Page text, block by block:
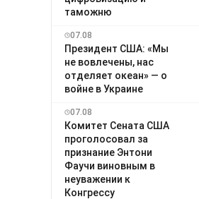
таможню
07.08
Президент США: «Мы
не вовлечены, нас
отделяет океан» — о
войне в Украине
07.08
Комитет Сената США
проголосовал за
признание Энтони
Фаучи виновным в
неуважении к
Конгрессу